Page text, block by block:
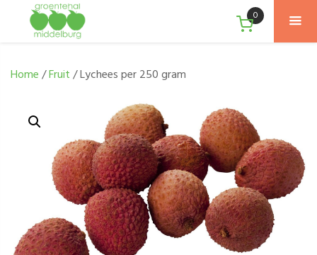
0
Home/Fruit/ Lychees per 250 gram